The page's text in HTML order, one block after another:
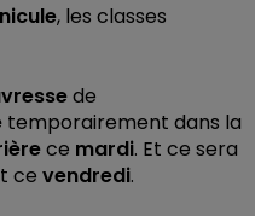
, les classes
de
temporairement dans la
ce mardi. Et ce sera
ce vendredi.